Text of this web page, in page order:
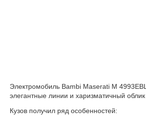
Электромобиль Bambi Maserati M
элегантные линии и харизматичный облик
Кузов получил ряд особенностей: